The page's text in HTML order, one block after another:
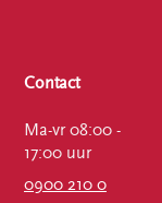
Contact
Ma-vr 08:00 -
17:00 uur
0900 210 0